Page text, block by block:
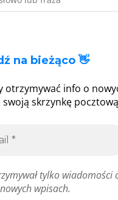
na bieżąco 👋
otrzymywać info o
swoją skrzynkę
tylko wiadomości
nowych wpisach.